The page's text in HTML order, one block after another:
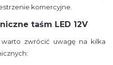
komercyjne.
taśm LED 12V
warto zwrócić uwagę na kilka